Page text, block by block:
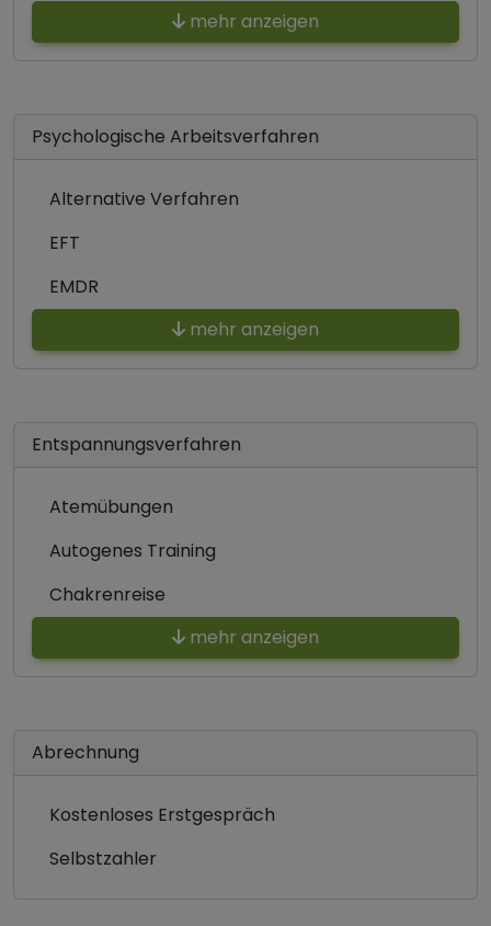
mehr anzeigen
Psychologische Arbeitsverfahren
Alternative Verfahren
EFT
EMDR
mehr anzeigen
Entspannungsverfahren
Atemübungen
Autogenes Training
Chakrenreise
mehr anzeigen
Abrechnung
Kostenloses Erstgespräch
Selbstzahler